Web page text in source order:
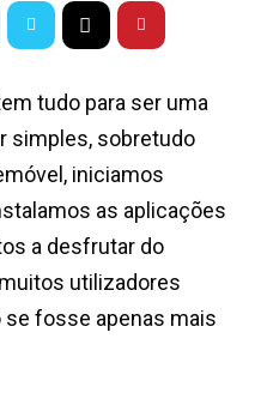
tudo para ser uma
simples, sobretudo
iniciamos
as aplicações
a desfrutar do
utilizadores
se fosse apenas mais